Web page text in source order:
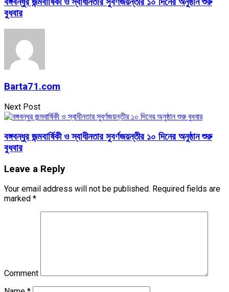
বুধবার
Barta71.com
Next Post
বঙ্গবন্ধুর জন্মবার্ষিকী ও স্বাধীনতার সুবর্ণজয়ন্তীর ১০ দিনের অনুষ্ঠান শুরু
বুধবার
Leave a Reply
Your email address will not be published. Required fields are
marked *
Comment